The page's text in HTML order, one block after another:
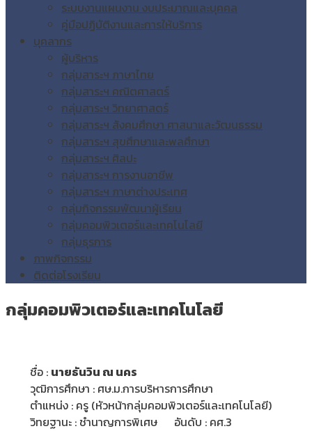
ระบบงานแผนงาน งบประมาณและบุคคล
คู่มือปฏิบัติงานและการให้บริการ
บุคลากร
ผู้บริหาร
กลุ่มสาระฯ ภาษาไทย
กลุ่มสาระฯ คณิตศาสตร์
กลุ่มสาระฯ วิทยาศาสตร์
กลุ่มสาระฯ สังคมศึกษา ศาสนาและวัฒนธรรม
กลุ่มสาระฯ สุขศึกษาและพลศึกษา
กลุ่มสาระฯ ศิลปะ
กลุ่มสาระฯ การงานอาชีพ
กลุ่มสาระฯ ภาษาต่างประเทศ
กลุ่มกิจกรรมพัฒนาผู้เรียน
กลุ่มคอมพิวเตอร์และเทคโนโลยี
กลุ่มธุรการ
ภาพกิจกรรม
ติดต่อโรงเรียน
กลุ่มคอมพิวเตอร์และเทคโนโลยี
ชื่อ : นายธันวิน ณ นคร
วุฒิการศึกษา : ศษ.ม.การบริหารการศึกษา
ตำแหน่ง : ครู (หัวหน้ากลุ่มคอมพิวเตอร์และเทคโนโลยี)
วิทยฐานะ : ชำนาญการพิเศษ อันดับ : คศ.3